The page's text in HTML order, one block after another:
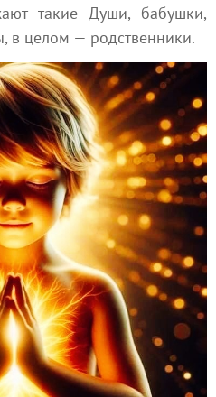
такие Души, бабушки,
в целом — родственники.